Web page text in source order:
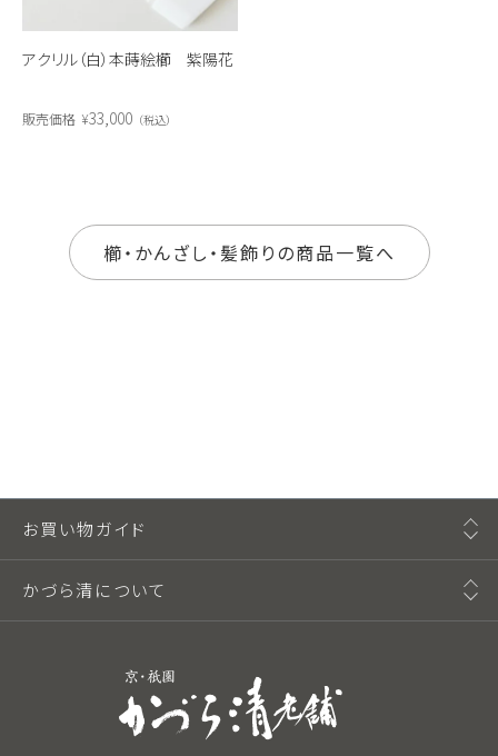
アクリル（白）本蒔絵櫛 紫陽花
販売価格 ¥33,000 税込
櫛・かんざし・髪飾りの商品一覧へ
お買い物ガイド
かづら清について